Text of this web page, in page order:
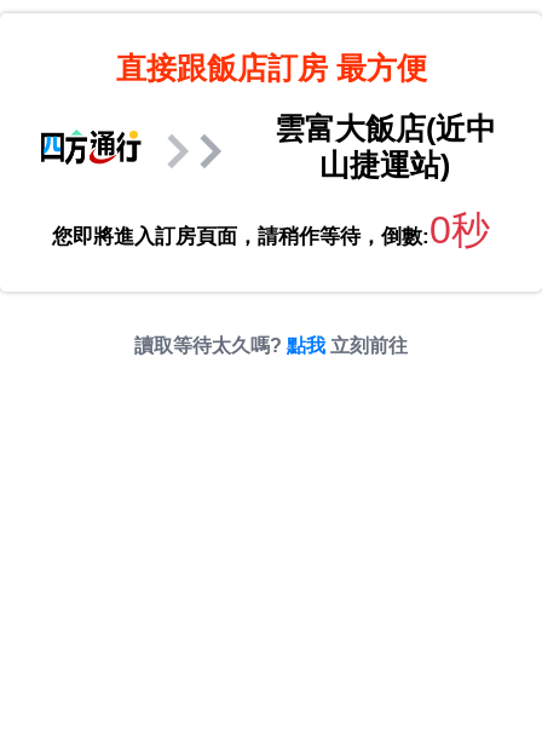
直接跟飯店訂房 最方便
雲富大飯店(近中
山捷運站)
您即將進入訂房頁面，請稍作等待，倒數:0秒
讀取等待太久嗎? 點我 立刻前往